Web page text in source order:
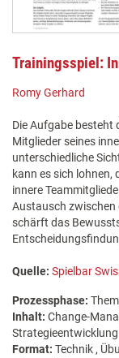
Trainingsspiel:
Romy Gerhard
Die Aufgabe besteht
Mitglieder seines
unterschiedliche
kann es sich lohnen,
innere
Austausch zwischen
schärft das
Quelle: Spielbar
Prozessphase:
Inhalt: Change-
Strategieentwicklung
Format: Technik ,